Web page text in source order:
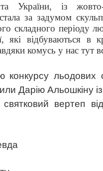
України, із
за задумом
складного
які відбуваються в
комусь у нас тут
льодових
Дарію Альошкіну
святковий вертеп